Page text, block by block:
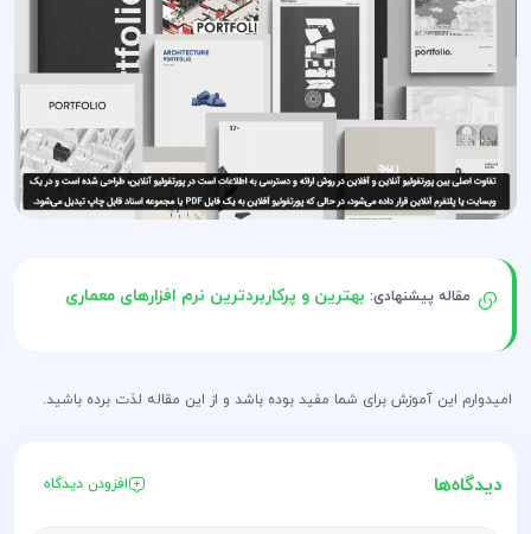
مقاله پیشنهادی: بهترین و پرکاربردترین نرم‌ افزارهای معماری
امیدوارم این آموزش برای شما مفید بوده باشد و از این مقاله لذت برده باشید.
دیدگاه‌ها افزودن دیدگاه